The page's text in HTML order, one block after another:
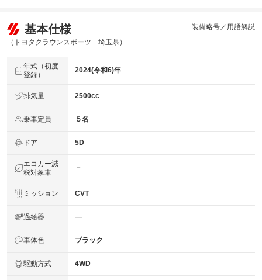
基本仕様
（トヨタクラウンスポーツ 埼玉県）
装備略号／用語解説
年式（初度
登録）
2024(令和6)年
排気量 2500cc
乗車定員 ５名
ドア 5D
エコカー減
税対象車
－
ミッション CVT
過給器 ―
車体色 ブラック
駆動方式 4WD